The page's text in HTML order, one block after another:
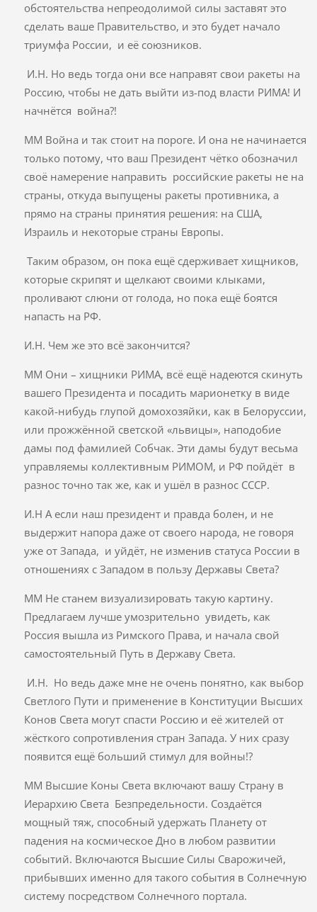
обстоятельства непреодолимой силы заставят это
сделать ваше Правительство, и это будет начало
триумфа России, и её союзников.
И.Н. Но ведь тогда они все направят свои ракеты на
Россию, чтобы не дать выйти из-под власти РИМА! И
начнётся война?!
ММ Война и так стоит на пороге. И она не начинается
только потому, что ваш Президент чётко обозначил
своё намерение направить российские ракеты не на
страны, откуда выпущены ракеты противника, а
прямо на страны принятия решения: на США,
Израиль и некоторые страны Европы.
Таким образом, он пока ещё сдерживает хищников,
которые скрипят и щелкают своими клыками,
проливают слюни от голода, но пока ещё боятся
напасть на РФ.
И.Н. Чем же это всё закончится?
ММ Они – хищники РИМА, всё ещё надеются скинуть
вашего Президента и посадить марионетку в виде
какой-нибудь глупой домохозяйки, как в Белоруссии,
или прожжённой светской «львицы», наподобие
дамы под фамилией Собчак. Эти дамы будут весьма
управляемы коллективным РИМОМ, и РФ пойдёт в
разнос точно так же, как и ушёл в разнос СССР.
И.Н А если наш президент и правда болен, и не
выдержит напора даже от своего народа, не говоря
уже от Запада, и уйдёт, не изменив статуса России в
отношениях с Западом в пользу Державы Света?
ММ Не станем визуализировать такую картину.
Предлагаем лучше умозрительно увидеть, как
Россия вышла из Римского Права, и начала свой
самостоятельный Путь в Державу Света.
И.Н. Но ведь даже мне не очень понятно, как выбор
Светлого Пути и применение в Конституции Высших
Конов Света могут спасти Россию и её жителей от
жёсткого сопротивления стран Запада. У них сразу
появится ещё больший стимул для войны!?
ММ Высшие Коны Света включают вашу Страну в
Иерархию Света Безпредельности. Создаётся
мощный тяж, способный удержать Планету от
падения на космическое Дно в любом развитии
событий. Включаются Высшие Силы Сварожичей,
прибывших именно для такого события в Солнечную
систему посредством Солнечного портала.